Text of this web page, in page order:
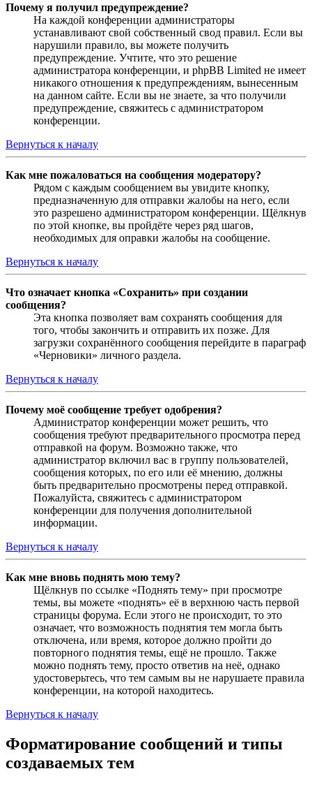
Почему я получил предупреждение?
На каждой конференции администраторы
устанавливают свой собственный свод правил. Если вы
нарушили правило, вы можете получить
предупреждение. Учтите, что это решение
администратора конференции, и phpBB Limited не имеет
никакого отношения к предупреждениям, вынесенным
на данном сайте. Если вы не знаете, за что получили
предупреждение, свяжитесь с администратором
конференции.
Вернуться к началу
Как мне пожаловаться на сообщения модератору?
Рядом с каждым сообщением вы увидите кнопку,
предназначенную для отправки жалобы на него, если
это разрешено администратором конференции. Щёлкнув
по этой кнопке, вы пройдёте через ряд шагов,
необходимых для оправки жалобы на сообщение.
Вернуться к началу
Что означает кнопка «Сохранить» при создании
сообщения?
Эта кнопка позволяет вам сохранять сообщения для
того, чтобы закончить и отправить их позже. Для
загрузки сохранённого сообщения перейдите в параграф
«Черновики» личного раздела.
Вернуться к началу
Почему моё сообщение требует одобрения?
Администратор конференции может решить, что
сообщения требуют предварительного просмотра перед
отправкой на форум. Возможно также, что
администратор включил вас в группу пользователей,
сообщения которых, по его или её мнению, должны
быть предварительно просмотрены перед отправкой.
Пожалуйста, свяжитесь с администратором
конференции для получения дополнительной
информации.
Вернуться к началу
Как мне вновь поднять мою тему?
Щёлкнув по ссылке «Поднять тему» при просмотре
темы, вы можете «поднять» её в верхнюю часть первой
страницы форума. Если этого не происходит, то это
означает, что возможность поднятия тем могла быть
отключена, или время, которое должно пройти до
повторного поднятия темы, ещё не прошло. Также
можно поднять тему, просто ответив на неё, однако
удостоверьтесь, что тем самым вы не нарушаете правила
конференции, на которой находитесь.
Вернуться к началу
Форматирование сообщений и типы
создаваемых тем